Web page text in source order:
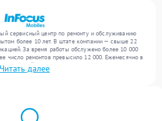
сервисный центр по ремонту и обслуживанию
более 10 лет. В штате компании — свыше 22
За время работы обслужено более 10 000
число ремонтов превысило 12 000. Ежемесячно в
300 устройств, включая , , . Мы беремся за задачи
стабильный уровень сервиса благодаря опыту
Читать далее